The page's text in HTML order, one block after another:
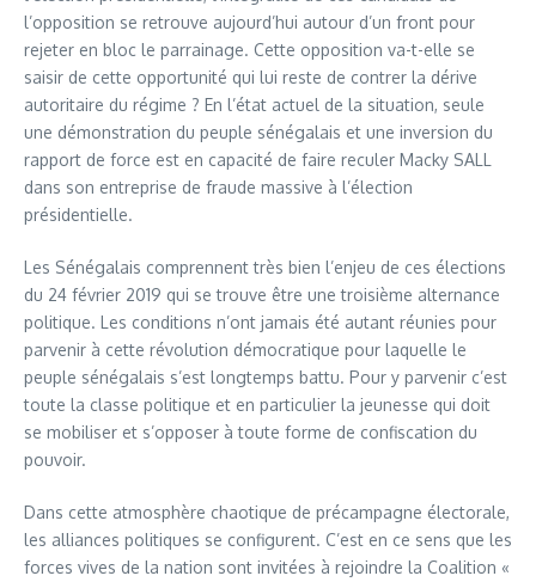
l’opposition se retrouve aujourd’hui autour d’un front pour
rejeter en bloc le parrainage. Cette opposition va-t-elle se
saisir de cette opportunité qui lui reste de contrer la dérive
autoritaire du régime ? En l’état actuel de la situation, seule
une démonstration du peuple sénégalais et une inversion du
rapport de force est en capacité de faire reculer Macky SALL
dans son entreprise de fraude massive à l’élection
présidentielle.
Les Sénégalais comprennent très bien l’enjeu de ces élections
du 24 février 2019 qui se trouve être une troisième alternance
politique. Les conditions n’ont jamais été autant réunies pour
parvenir à cette révolution démocratique pour laquelle le
peuple sénégalais s’est longtemps battu. Pour y parvenir c’est
toute la classe politique et en particulier la jeunesse qui doit
se mobiliser et s’opposer à toute forme de confiscation du
pouvoir.
Dans cette atmosphère chaotique de précampagne électorale,
les alliances politiques se configurent. C’est en ce sens que les
forces vives de la nation sont invitées à rejoindre la Coalition «